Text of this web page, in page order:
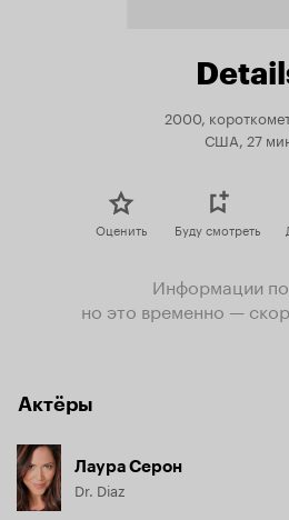
2000,
США, 27
Оценить Буду смотреть
Информации
но это временно —
Актёры
Лаура Серон
Dr. Diaz